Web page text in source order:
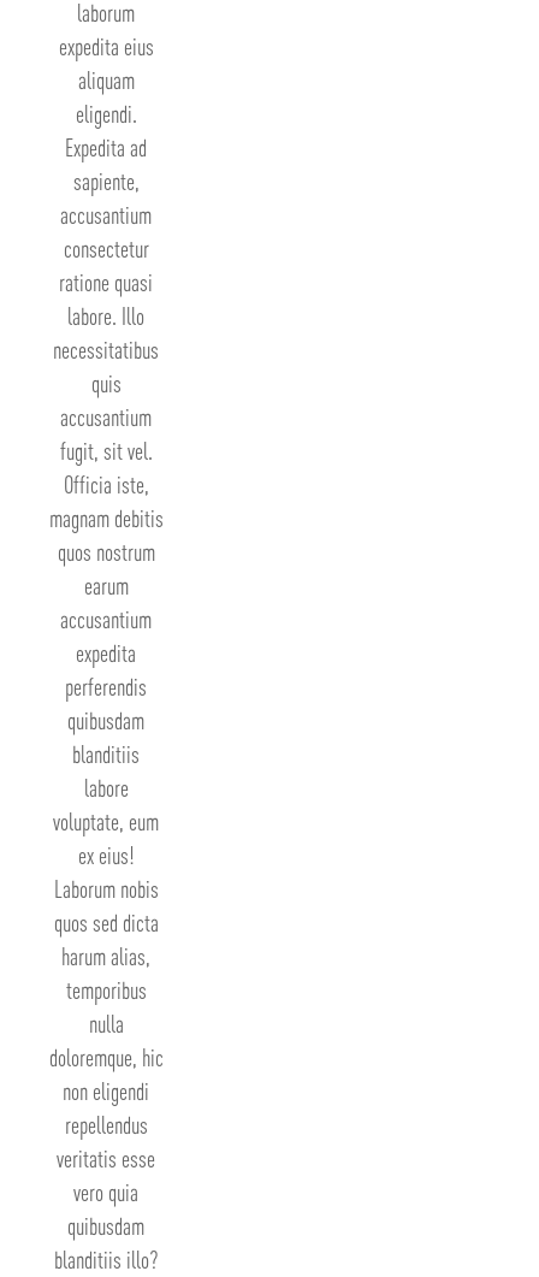
laborum
expedita eius
aliquam
eligendi.
Expedita ad
sapiente,
accusantium
consectetur
ratione quasi
labore. Illo
necessitatibus
quis
accusantium
fugit, sit vel.
Officia iste,
magnam debitis
quos nostrum
earum
accusantium
expedita
perferendis
quibusdam
blanditiis
labore
voluptate, eum
ex eius!
Laborum nobis
quos sed dicta
harum alias,
temporibus
nulla
doloremque, hic
non eligendi
repellendus
veritatis esse
vero quia
quibusdam
blanditiis illo?